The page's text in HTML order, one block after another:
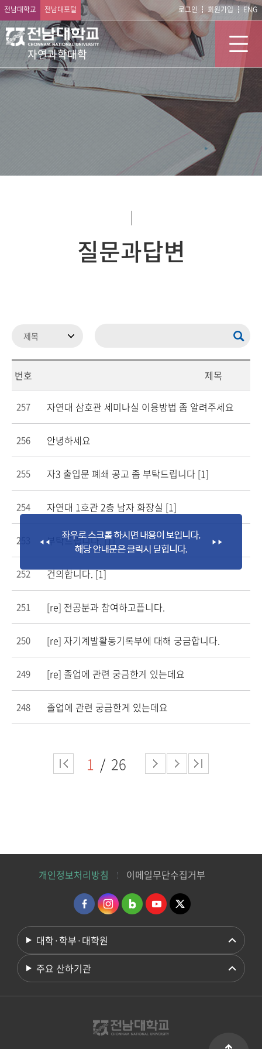
전남대학교 전남대포털 로그인 회원가입 ENG
자연과학대학
질문과답변
번호 제목
257 자연대 삼호관 세미나실 이용방법 좀 알려주세요
256 안녕하세요
255 자3 출입문 폐쇄 공고 좀 부탁드립니다 [1]
254 자연대 1호관 2층 남자 화장실 [1]
253 부탁드립니다. [1]
252 건의합니다.[1]
251 [re] 전공분과 참여하고픕니다.
250 [re] 자기계발활동기록부에 대해 궁금합니다.
249 [re] 졸업에 관련 궁금한게 있는데요
248 졸업에 관련 궁금한게 있는데요
1 26
개인정보처리방침 이메일무단수집거부
대학·학부·대학원
주요 산하기관